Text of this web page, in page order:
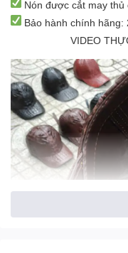
Nón được cắt may thủ
Bảo hành chính hãng:
VIDEO